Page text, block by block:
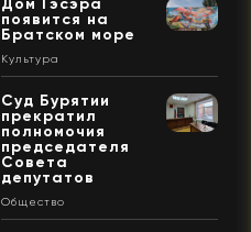
появится на
Братском море
Культура
Суд Бурятии
прекратил
полномочия
председателя
Совета
депутатов
Общество